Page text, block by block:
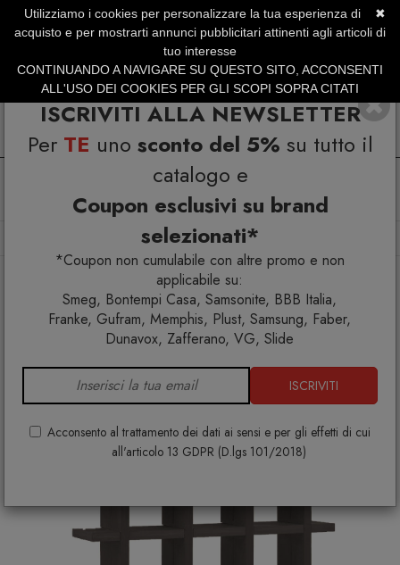
ISCRIVITI ALLA NEWSLETTER
Per TE uno sconto del 5% su tutto il
catalogo e
Coupon esclusivi su brand
selezionati*
*Coupon non cumulabile con altre promo e non
applicabile su:
Smeg, Bontempi Casa, Samsonite, BBB Italia,
Franke, Gufram, Memphis, Plust, Samsung, Faber,
Dunavox, Zafferano, VG, Slide
ISCRIVITI
Acconsento al trattamento dei dati ai sensi e per gli effetti di cui
all'articolo 13 GDPR (D.lgs 101/2018)
SERVIZIO CLIENTI +39.0773.470.562
SUMMER SALES | Fino al 31 Agosto
Arredo interno Librerie
✖
Utilizziamo i cookies per personalizzare la tua esperienza di
acquisto e per mostrarti annunci pubblicitari attinenti agli articoli di
tuo interesse
CONTINUANDO A NAVIGARE SU QUESTO SITO, ACCONSENTI
ALL'USO DEI COOKIES PER GLI SCOPI SOPRA CITATI